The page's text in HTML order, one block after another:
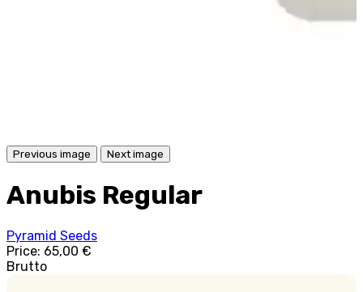
Previous image Next image
Anubis Regular
Pyramid Seeds
Price: 65,00 €
Brutto